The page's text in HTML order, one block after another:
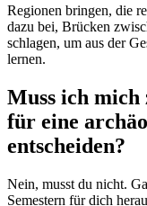
Regionen bringen, die
dazu bei, Brücken
schlagen, um aus der
lernen.
Muss ich mich
für eine
entscheiden?
Nein, musst du nicht.
Semestern für dich